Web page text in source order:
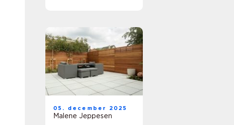
05. december 2025
Malene Jeppesen